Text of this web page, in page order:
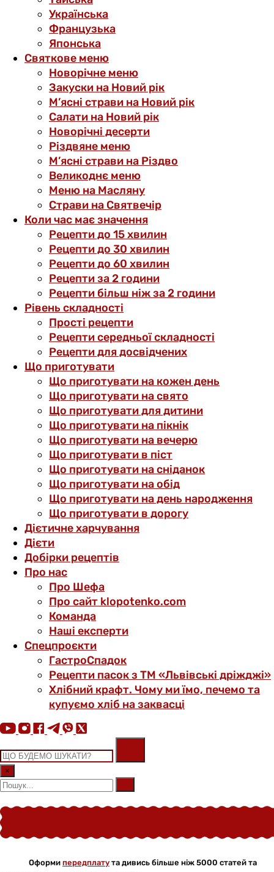
Українська
Французька
Японська
Святкове меню
Новорічне меню
Закуски на Новий рік
М’ясні страви на Новий рік
Салати на Новий рік
Новорічні десерти
Різдвяне меню
М’ясні страви на Різдво
Великоднє меню
Меню на Масляну
Страви на Святвечір
Коли час має значення
Рецепти до 15 хвилин
Рецепти до 30 хвилин
Рецепти до 60 хвилин
Рецепти за 2 години
Рецепти більш ніж за 2 години
Рівень складності
Прості рецепти
Рецепти середньої складності
Рецепти для досвідчених
Що приготувати
Що приготувати на кожен день
Що приготувати на свято
Що приготувати для дитини
Що приготувати на пікнік
Що приготувати на вечерю
Що приготувати в піст
Що приготувати на сніданок
Що приготувати на обід
Що приготувати на день народження
Що приготувати в дорогу
Дієтичне харчування
Дієти
Добірки рецептів
Про нас
Про Шефа
Про сайт klopotenko.com
Команда
Наші експерти
Спецпроєкти
ГастроСпадок
Рецепти пасок з ТМ «Львівські дріжджі»
Хлібний крафт. Чому ми їмо, печемо та
купуємо хліб на заквасці
×
Оформи передплату та дивись більше ніж 5000 статей та